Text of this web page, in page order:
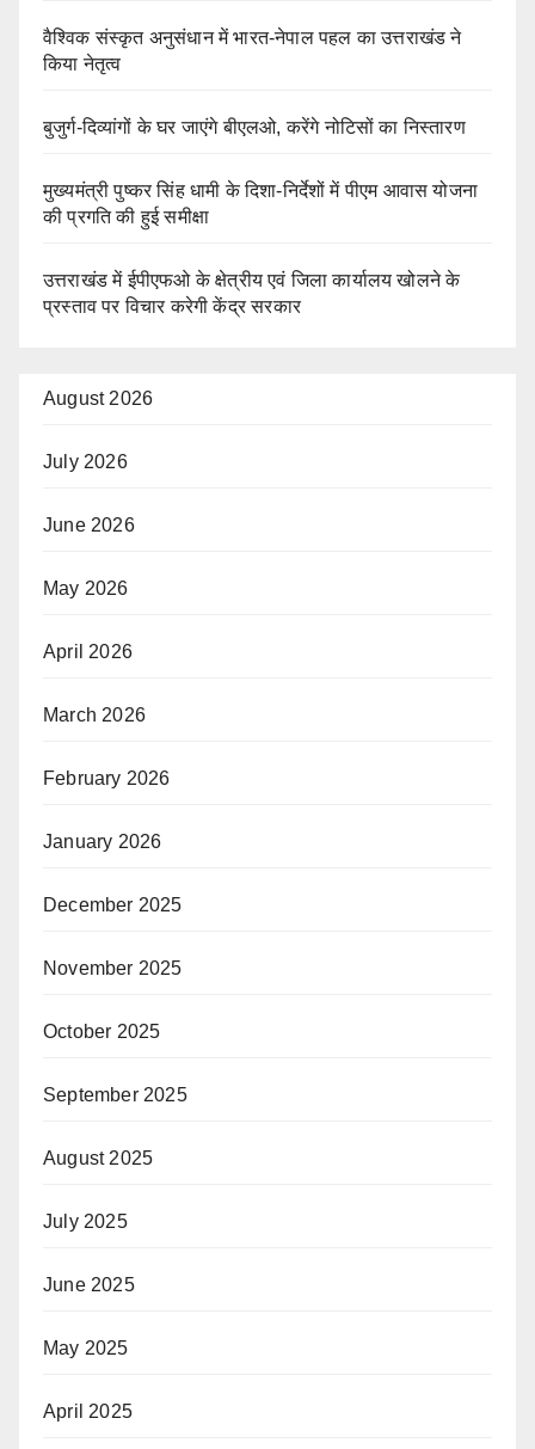
वैश्विक संस्कृत अनुसंधान में भारत-नेपाल पहल का उत्तराखंड ने
किया नेतृत्व
बुजुर्ग-दिव्यांगों के घर जाएंगे बीएलओ, करेंगे नोटिसों का निस्तारण
मुख्यमंत्री पुष्कर सिंह धामी के दिशा-निर्देशों में पीएम आवास योजना
की प्रगति की हुई समीक्षा
उत्तराखंड में ईपीएफओ के क्षेत्रीय एवं जिला कार्यालय खोलने के
प्रस्ताव पर विचार करेगी केंद्र सरकार
August 2026
July 2026
June 2026
May 2026
April 2026
March 2026
February 2026
January 2026
December 2025
November 2025
October 2025
September 2025
August 2025
July 2025
June 2025
May 2025
April 2025